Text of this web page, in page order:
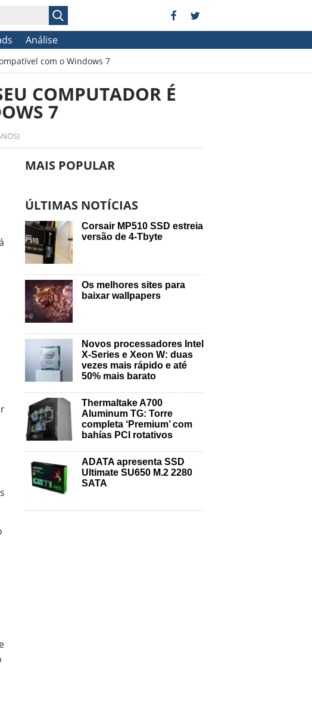
Análise
com o Windows 7
COMPUTADOR É
7
MAIS POPULAR
ÚLTIMAS NOTÍCIAS
Corsair MP510 SSD estreia
versão de 4-Tbyte
Os melhores sites para
baixar wallpapers
Novos processadores Intel
X-Series e Xeon W: duas
vezes mais rápido e até
50% mais barato
Thermaltake A700
Aluminum TG: Torre
completa ‘Premium’ com
bahías PCI rotativos
ADATA apresenta SSD
Ultimate SU650 M.2 2280
SATA